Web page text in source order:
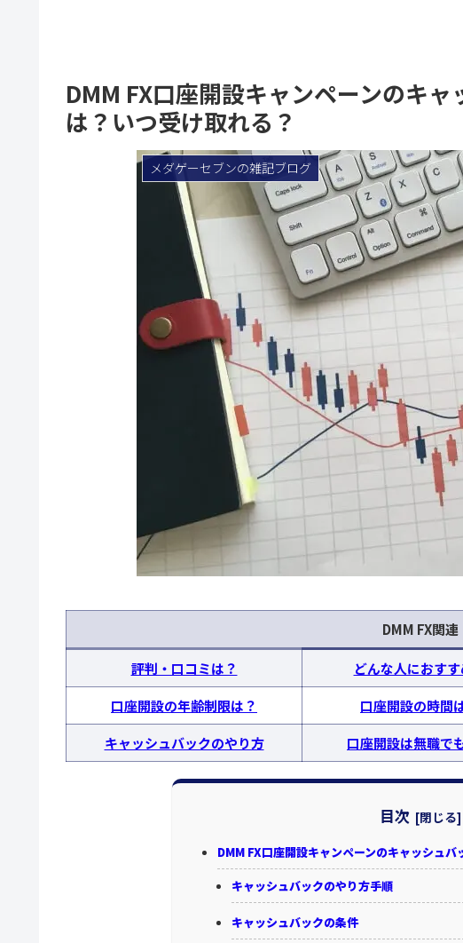
DMM FX口座開設キャンペーンのキ
は？いつ受け取れる？
メダゲーセブンの雑記ブログ
DMM FX関連
評判・口コミは？ どんな人におすす
口座開設の年齢制限は？
口座開設の時間
キャッシュバックのやり方
口座開設は無職で
目次
DMM FX口座開設キャンペーンのキャッシュバ
キャッシュバックのやり方手順
キャッシュバックの条件